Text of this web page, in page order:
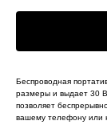
Беспроводная
размеры и выдает 30
позволяет
вашему телефону или